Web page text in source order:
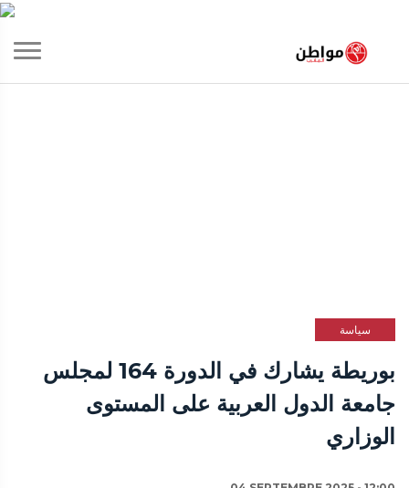
سياسة
بوريطة يشارك في الدورة 164 لمجلس
جامعة الدول العربية على المستوى
الوزاري